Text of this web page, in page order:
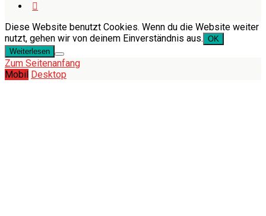
Diese Website benutzt Cookies. Wenn du die Website weiter
nutzt, gehen wir von deinem Einverständnis aus. OK
Weiterlesen
Zum Seitenanfang
Mobil Desktop